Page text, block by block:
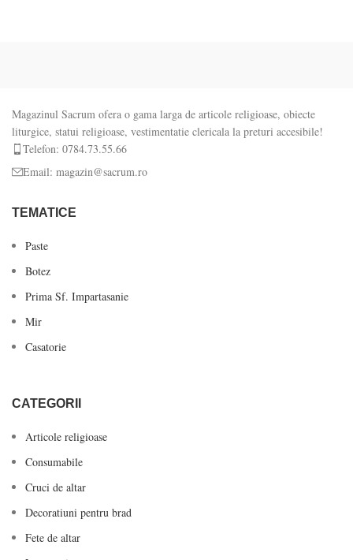
Magazinul Sacrum ofera o gama larga de articole religioase, obiecte
liturgice, statui religioase, vestimentatie clericala la preturi accesibile!
Telefon: 0784.73.55.66
Email: magazin@sacrum.ro
TEMATICE
Paste
Botez
Prima Sf. Impartasanie
Mir
Casatorie
CATEGORII
Articole religioase
Consumabile
Cruci de altar
Decoratiuni pentru brad
Fete de altar